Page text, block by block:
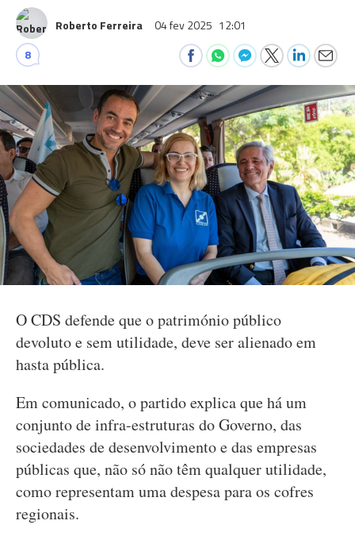
Roberto Ferreira 04 fev 2025 12:01
8
O CDS defende que o património público
devoluto e sem utilidade, deve ser alienado em
hasta pública.
Em comunicado, o partido explica que há um
conjunto de infra-estruturas do Governo, das
sociedades de desenvolvimento e das empresas
públicas que, não só não têm qualquer utilidade,
como representam uma despesa para os cofres
regionais.